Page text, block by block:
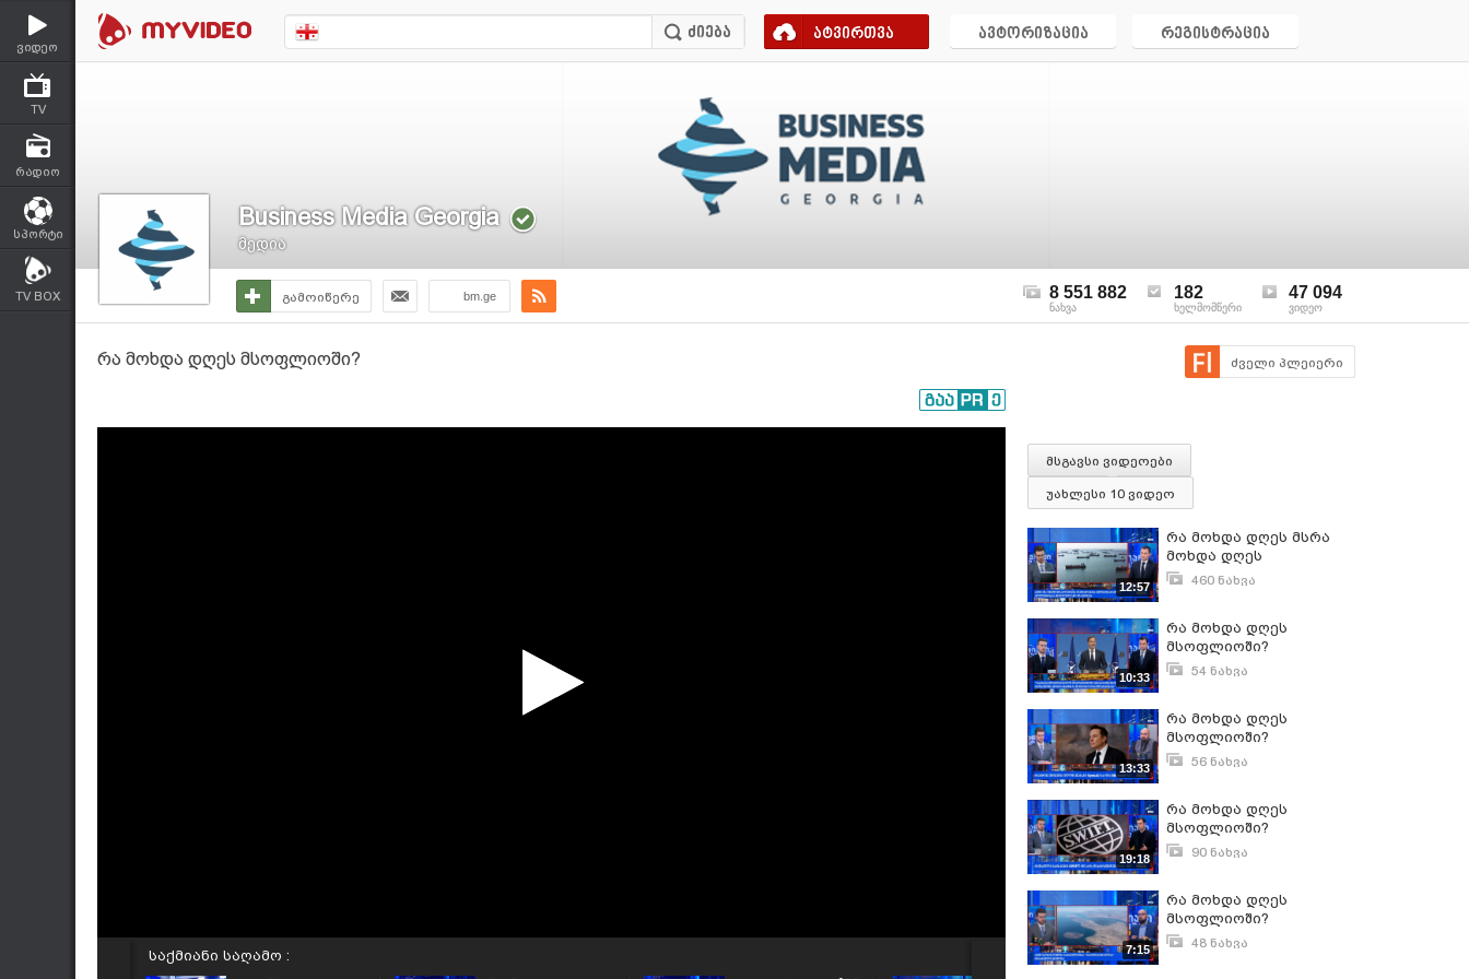
ვიდეო
TV
რადიო
სპორტი
TV BOX
ატვირთვა ავტორიზაცია რეგისტრაცია
Business Media Georgia
მედია
გამოიწერე bm.ge 8 551 882
ნახვა
182
ხელმომწერი
47 094
ვიდეო
რა მოხდა დღეს მსოფლიოში? ძველი პლეიერი
საქმიანი საღამო :
მსგავსი ვიდეოები
უახლესი 10 ვიდეო
12:57
რა მოხდა დღეს მსრა
მოხდა დღეს
მსოფლიოში?ოფლიოში?
460 ნახვა
10:33
რა მოხდა დღეს
მსოფლიოში?
54 ნახვა
13:33
რა მოხდა დღეს
მსოფლიოში?
56 ნახვა
19:18
რა მოხდა დღეს
მსოფლიოში?
90 ნახვა
7:15
რა მოხდა დღეს
მსოფლიოში?
48 ნახვა